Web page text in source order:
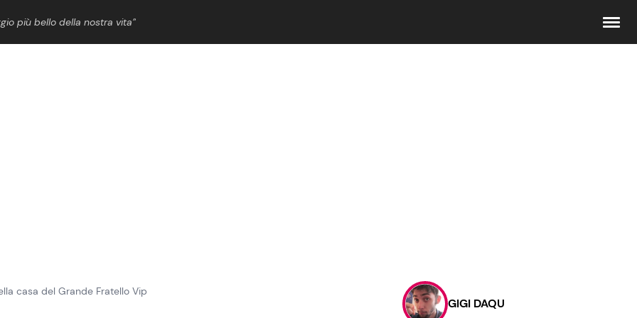
più bello della nostra vita”
Contattaci
Pubblicità
casa del Grande Fratello Vip
GIGI DAQU